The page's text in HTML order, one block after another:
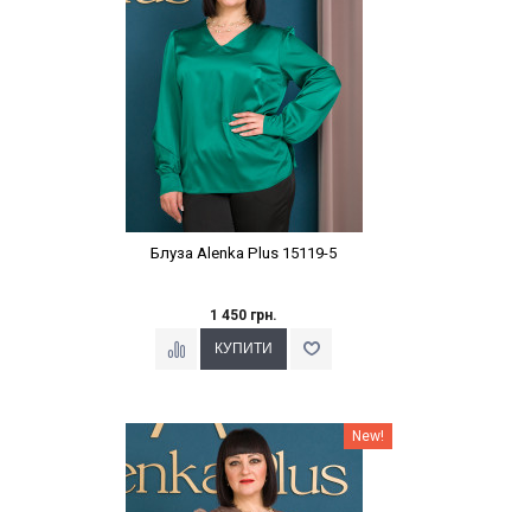
Блуза Alenka Plus 15119-5
1 450 грн.
Наклейки Варіант з % New!